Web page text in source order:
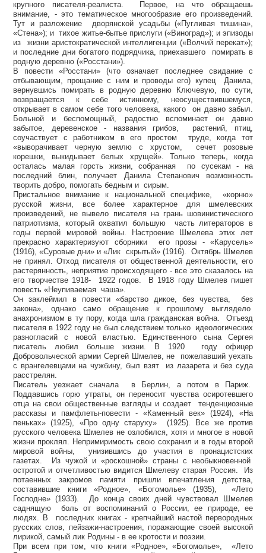
крупного писателя-реалиста. Первое, на что обращаешь
внимание, - это тематическое многообразие его произведений.
Тут и разложение дворянской усадьбы («Пугливая тишина»,
«Стена»); и тихое житье-бытье прислуги («Виноград»); и эпизоды
из жизни аристократической интеллигенции («Волчий перекат»);
и последние дни богатого подрядчика, приехавшего помирать в
родную деревню («Росстани»).
В повести «Росстани» (что означает последнее свидание с
отбывающим, прощание с ним и проводы его) купец Данила,
вернувшись помирать в родную деревню Ключевую, по сути,
возвращается к себе истинному, неосуществившемуся,
открывает в самом себе того человека, какого он давно забыл.
Больной и беспомощный, радостно вспоминает он давно
забытое, деревенское - названия грибов, растений, птиц,
соучаствует с работником в его простом труде, когда тот
«выворачивает черную землю с хрустом, сечет розовые
корешки, выкидывает белых хрущей». Только теперь, когда
осталась малая горсть жизни, собранная по сусекам - на
последний блин, получает Данила Степанович возможность
творить добро, помогать бедным и сирым.
Пристальное внимание к национальной специфике, «корню»
русской жизни, все более характерное для шмелевских
произведений, не вывело писателя на грань шовинистического
патриотизма, который охватил большую часть литераторов в
годы первой мировой войны. Настроение Шмелева этих лет
прекрасно характеризуют сборники его прозы - «Карусель»
(1916), «Суровые дни» и «Лик скрытый» (1916). Октябрь Шмелев
не принял. Отход писателя от общественной деятельности, его
растерянность, неприятие происходящего - все это сказалось на
его творчестве 1918- 1922 годов. В 1918 году Шмелев пишет
повесть «Неупиваемая чаша».
Он заклеймил в повести «барство дикое, без чувства, без
закона», однако само обращение к прошлому выглядело
анахронизмом в ту пору, когда шла гражданская война. Отъезд
писателя в 1922 году не был следствием только идеологических
разногласий с новой властью. Единственного сына Сергея
писатель любил больше жизни. В 1920 году офицер
Добровольческой армии Сергей Шмелев, не пожелавший уехать
с врангелевцами на чужбину, был взят из лазарета и без суда
расстрелян.
Писатель уезжает сначала в Берлин, а потом в Париж.
Поддавшись горю утраты, он переносит чувства осиротевшего
отца на свои общественные взгляды и создает тенденциозные
рассказы и памфлеты-повести - «Каменный век» (1924), «На
пеньках» (1925), «Про одну старуху» (1925). Все же против
русского человека Шмелев не озлобился, хотя и многое в новой
жизни проклял. Непримиримость свою сохранил и в годы второй
мировой войны, унизившись до участия в пронацистских
газетах. Из чужой и «роскошной» страны с необыкновенной
остротой и отчетливостью видится Шмелеву старая Россия. Из
потаенных закромов памяти пришли впечатления детства,
составившие книги «Родное», «Богомолье» (1935), «Лето
Господне» (1933). До конца своих дней чувствовал Шмелев
саднящую боль от воспоминаний о России, ее природе, ее
людях. В последних книгах - крепчайший настой первородных
русских слов, пейзажи-настроения, поражающие своей высокой
лирикой, самый лик Родины - в ее кротости и поэзии.
При всем при том, что книги «Родное», «Богомолье», «Лето